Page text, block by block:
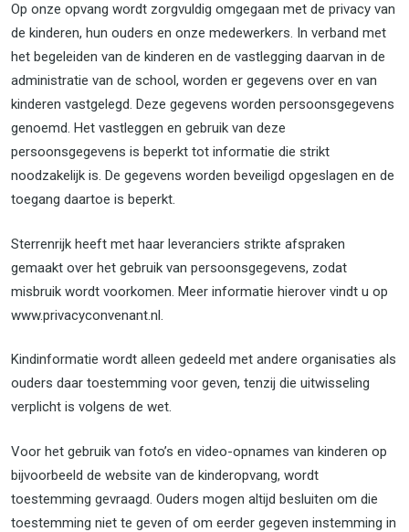
Op onze opvang wordt zorgvuldig omgegaan met de privacy van
de kinderen, hun ouders en onze medewerkers. In verband met
het begeleiden van de kinderen en de vastlegging daarvan in de
administratie van de school, worden er gegevens over en van
kinderen vastgelegd. Deze gegevens worden persoonsgegevens
genoemd. Het vastleggen en gebruik van deze
persoonsgegevens is beperkt tot informatie die strikt
noodzakelijk is. De gegevens worden beveiligd opgeslagen en de
toegang daartoe is beperkt.
Sterrenrijk heeft met haar leveranciers strikte afspraken
gemaakt over het gebruik van persoonsgegevens, zodat
misbruik wordt voorkomen. Meer informatie hierover vindt u op
www.privacyconvenant.nl.
Kindinformatie wordt alleen gedeeld met andere organisaties als
ouders daar toestemming voor geven, tenzij die uitwisseling
verplicht is volgens de wet.
Voor het gebruik van foto’s en video-opnames van kinderen op
bijvoorbeeld de website van de kinderopvang, wordt
toestemming gevraagd. Ouders mogen altijd besluiten om die
toestemming niet te geven of om eerder gegeven instemming in